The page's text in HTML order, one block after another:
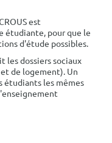
est
étudiante, pour que le
d'étude possibles.
les dossiers sociaux
de logement). Un
étudiants les mêmes